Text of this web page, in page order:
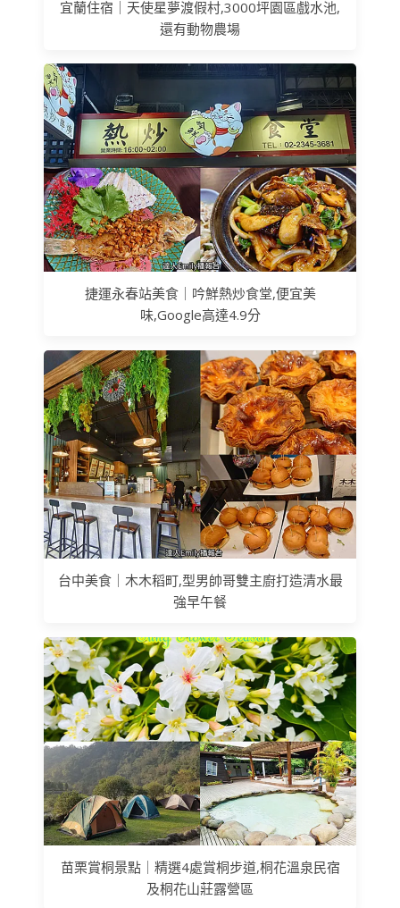
宜蘭住宿｜天使星夢渡假村,3000坪園區戲水池,
還有動物農場
捷運永春站美食｜吟鮮熱炒食堂,便宜美
味,Google高達4.9分
台中美食｜木木稻町,型男帥哥雙主廚打造清水最
強早午餐
苗栗賞桐景點｜精選4處賞桐步道,桐花溫泉民宿
及桐花山莊露營區